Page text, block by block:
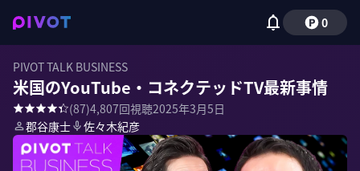
0
PIVOT TALK BUSINESS
米国のYouTube・コネクテッドTV最新事情
(87)4,807回視聴2025年3月5日
郡谷康士
佐々木紀彦